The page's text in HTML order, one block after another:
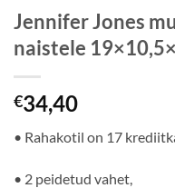
Jennifer Jones
naistele
€34,40
• Rahakotil on 17
• 2 peidetud vahet,